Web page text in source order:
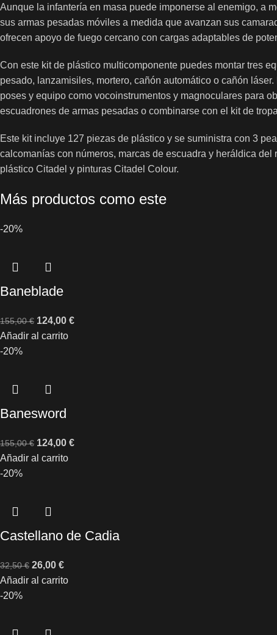
Aunque la infantería en masa puede imponerse al enemigo, a
sus armas pesadas móviles a medida que avanzan sus
ofrecen apoyo de fuego cercano con cargas adaptables de
Con este kit de plástico multicomponente puedes montar tres
pesado, lanzamisiles, mortero, cañón automático o cañón
poses y equipo como vocoinstrumentos y magnoculares para
escuadrones de armas pesadas o combinarse con el kit de
Este kit incluye 127 piezas de plástico y se suministra con 3
calcomanías con números, marcas de escuadra y heráldica
plástico Citadel y pinturas Citadel Colour.
Más productos como este
-20%
Baneblade
155,00€ 124,00 €
Añadir al carrito
-20%
Banesword
155,00€ 124,00 €
Añadir al carrito
-20%
Castellano de Cadia
32,50€ 26,00 €
Añadir al carrito
-20%